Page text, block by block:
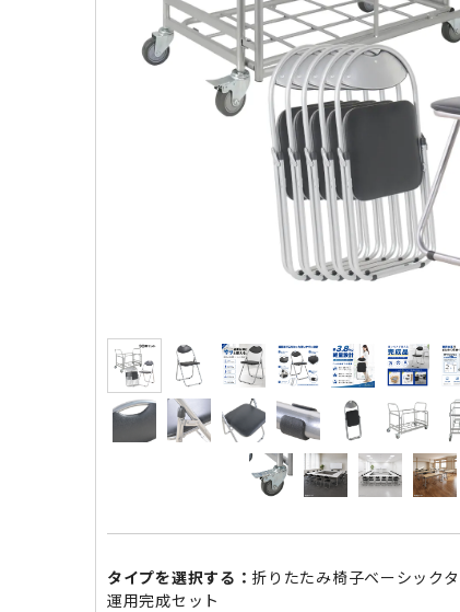
タイプを選択する： 折りたたみ椅子ベーシック
運用完成セット